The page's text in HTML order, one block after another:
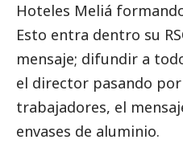
Hoteles Meliá
Esto entra dentro su
mensaje; difundir a
el director pasando
trabajadores, el
envases de aluminio.